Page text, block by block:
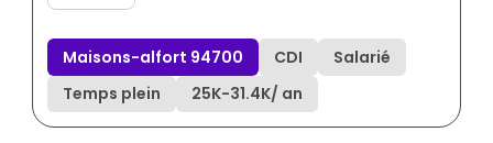
Maisons-alfort 94700 CDI
Salarié
Temps plein
25K-31.4K/ an